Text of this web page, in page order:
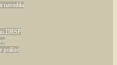
navodila
DRSP
prakse